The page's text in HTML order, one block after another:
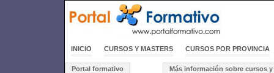
INICIO CURSOS Y MASTERS CURSOS POR PROVINCIA
Portal formativo Más información sobre cursos y